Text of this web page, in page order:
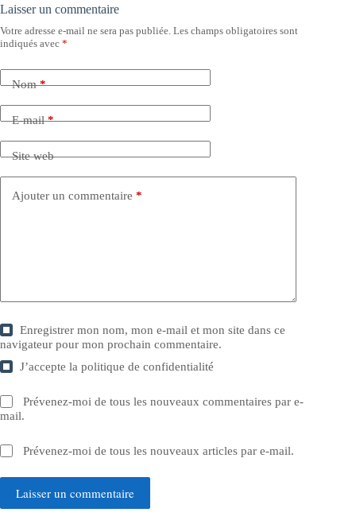
Laisser un commentaire
Votre adresse e-mail ne sera pas publiée. Les champs obligatoires sont
indiqués avec *
Nom*
E-mail*
Site web
Ajouter un commentaire *
Enregistrer mon nom, mon e-mail et mon site dans ce
navigateur pour mon prochain commentaire.
J’accepte lapolitique de confidentialité
Prévenez-moi de tous les nouveaux commentaires par e-
mail.
Prévenez-moi de tous les nouveaux articles par e-mail.
Laisser un commentaire